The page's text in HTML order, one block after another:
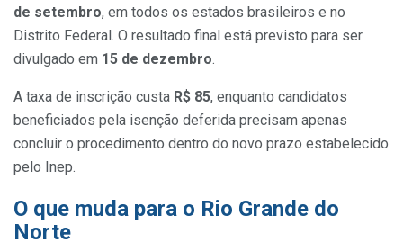
de setembro, em todos os estados brasileiros e no
Distrito Federal. O resultado final está previsto para ser
divulgado em 15 de dezembro.
A taxa de inscrição custa R$ 85, enquanto candidatos
beneficiados pela isenção deferida precisam apenas
concluir o procedimento dentro do novo prazo estabelecido
pelo Inep.
O que muda para o Rio Grande do
Norte